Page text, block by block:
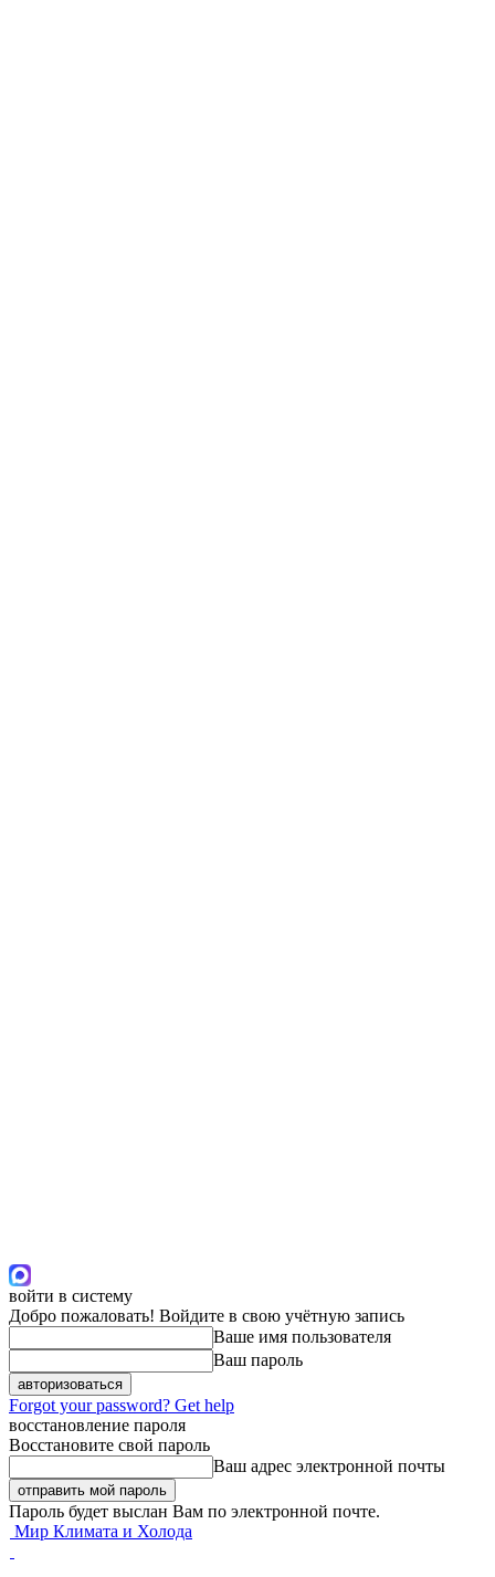
войти в систему
Добро пожаловать! Войдите в свою учётную запись
Ваше имя пользователя
Ваш пароль
Forgot your password? Get help
восстановление пароля
Восстановите свой пароль
Ваш адрес электронной почты
Пароль будет выслан Вам по электронной почте.
Мир Климата и Холода